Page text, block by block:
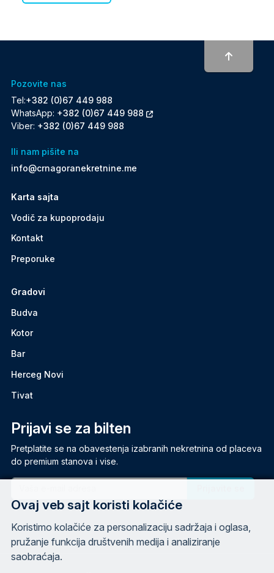
Pozovite nas
Tel:+382 (0)67 449 988
WhatsApp: +382 (0)67 449 988
Viber: +382 (0)67 449 988
Ili nam pišite na
info@crnagoranekretnine.me
Karta sajta
Vodič za kupoprodaju
Kontakt
Preporuke
Gradovi
Budva
Kotor
Bar
Herceg Novi
Tivat
Prijavi se za bilten
Pretplatite se na obavestenja izabranih nekretnina od placeva
do premium stanova i vise.
To top
Ovaj veb sajt koristi kolačiće
Koristimo kolačiće za personalizaciju sadržaja i oglasa,
pružanje funkcija društvenih medija i analiziranje
saobraćaja.